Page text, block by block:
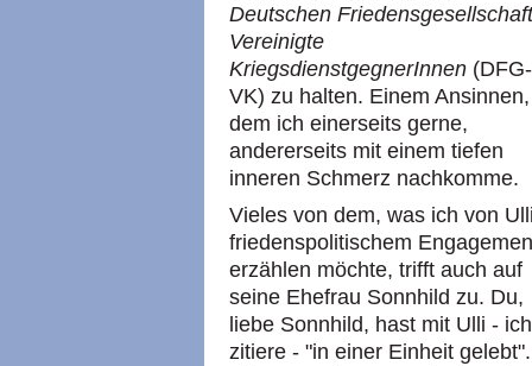
Deutschen
Vereinigte
KriegsdienstgegnerInnen (DFG-
VK) zu halten. Einem Ansinnen,
dem ich einerseits gerne,
andererseits mit einem tiefen
inneren Schmerz nachkomme.
Vieles von dem, was ich von
friedenspolitischem
erzählen möchte, trifft auch auf
seine Ehefrau Sonnhild zu. Du,
liebe Sonnhild, hast mit Ulli - ich
zitiere - "in einer Einheit